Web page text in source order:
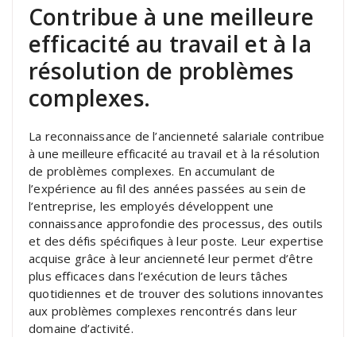
Contribue à une meilleure
efficacité au travail et à la
résolution de problèmes
complexes.
La reconnaissance de l’ancienneté salariale contribue
à une meilleure efficacité au travail et à la résolution
de problèmes complexes. En accumulant de
l’expérience au fil des années passées au sein de
l’entreprise, les employés développent une
connaissance approfondie des processus, des outils
et des défis spécifiques à leur poste. Leur expertise
acquise grâce à leur ancienneté leur permet d’être
plus efficaces dans l’exécution de leurs tâches
quotidiennes et de trouver des solutions innovantes
aux problèmes complexes rencontrés dans leur
domaine d’activité.